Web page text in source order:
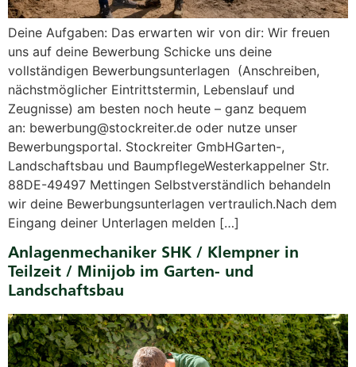
Deine Aufgaben: Das erwarten wir von dir: Wir freuen
uns auf deine Bewerbung Schicke uns deine
vollständigen Bewerbungsunterlagen (Anschreiben,
nächstmöglicher Eintrittstermin, Lebenslauf und
Zeugnisse) am besten noch heute – ganz bequem
an: bewerbung@stockreiter.de oder nutze unser
Bewerbungsportal. Stockreiter GmbHGarten-,
Landschaftsbau und BaumpflegeWesterkappelner Str.
88DE-49497 Mettingen Selbstverständlich behandeln
wir deine Bewerbungsunterlagen vertraulich.Nach dem
Eingang deiner Unterlagen melden […]
Anlagenmechaniker SHK / Klempner in
Teilzeit / Minijob im Garten- und
Landschaftsbau